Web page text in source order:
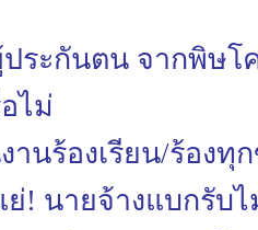
ประกันตน จากพิษโ
ไม่
านร้องเรียน/ร้องทุ
! นายจ้างแบกรับ